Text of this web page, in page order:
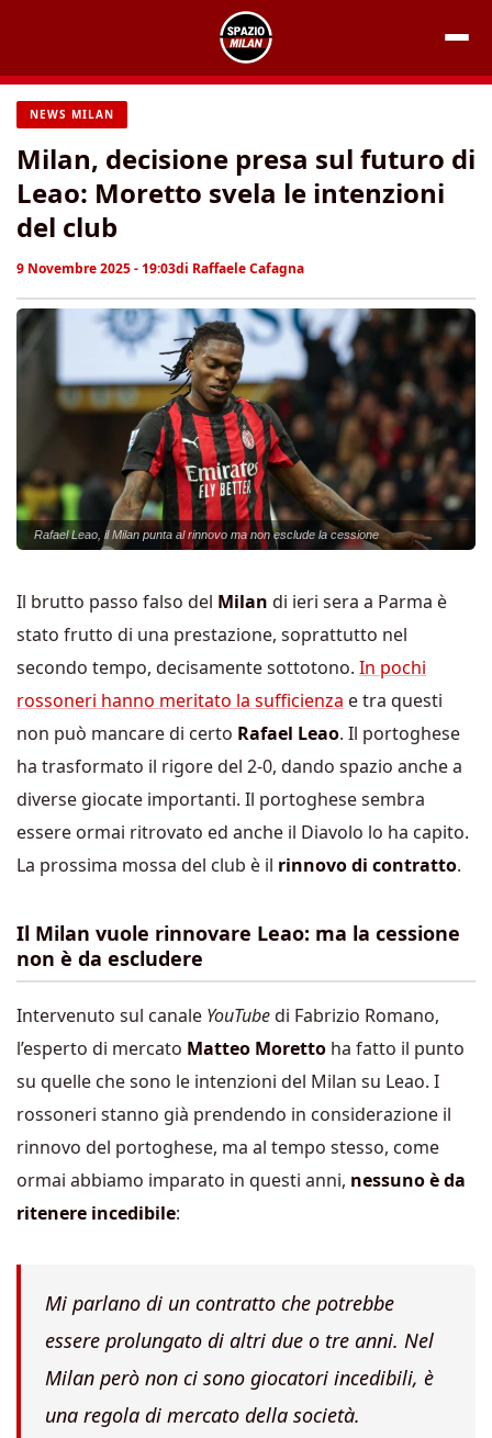
contenuto
NEWS MILAN
Milan, decisione presa sul futuro di
Leao: Moretto svela le intenzioni
del club
9 Novembre 2025 - 19:03di Raffaele Cafagna
Rafael Leao, il Milan punta al rinnovo ma non esclude la cessione
Il brutto passo falso del Milan di ieri sera a Parma è
stato frutto di una prestazione, soprattutto nel
secondo tempo, decisamente sottotono. In pochi
rossoneri hanno meritato la sufficienza e tra questi
non può mancare di certo Rafael Leao. Il portoghese
ha trasformato il rigore del 2-0, dando spazio anche a
diverse giocate importanti. Il portoghese sembra
essere ormai ritrovato ed anche il Diavolo lo ha capito.
La prossima mossa del club è il rinnovo di contratto.
Il Milan vuole rinnovare Leao: ma la cessione
non è da escludere
Intervenuto sul canale YouTubedi Fabrizio Romano,
l’esperto di mercato Matteo Moretto ha fatto il punto
su quelle che sono le intenzioni del Milan su Leao. I
rossoneri stanno già prendendo in considerazione il
rinnovo del portoghese, ma al tempo stesso, come
ormai abbiamo imparato in questi anni, nessuno è da
ritenere incedibile:
Mi parlano di un contratto che potrebbe
essere prolungato di altri due o tre anni. Nel
Milan però non ci sono giocatori incedibili, è
una regola di mercato della società.